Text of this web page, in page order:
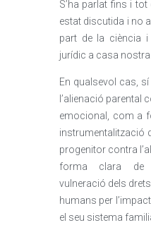
S’ha parlat fins i tot
estat discutida i no
part de la ciència
jurídic a casa nostra.
En qualsevol cas,
l’alienació parental
emocional, com a
instrumentalització
progenitor contra
forma clara de
vulneració dels
humans per
el seu sistema